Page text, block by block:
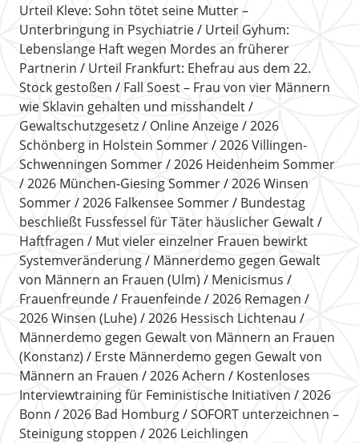
Urteil Kleve: Sohn tötet seine Mutter –
Unterbringung in Psychiatrie
Urteil Gyhum:
Lebenslange Haft wegen Mordes an früherer
Partnerin
Urteil Frankfurt: Ehefrau aus dem 22.
Stock gestoßen
Fall Soest – Frau von vier Männern
wie Sklavin gehalten und misshandelt
Gewaltschutzgesetz
Online Anzeige
2026
Schönberg in Holstein Sommer
2026 Villingen-
Schwenningen Sommer
2026 Heidenheim Sommer
2026 München-Giesing Sommer
2026 Winsen
Sommer
2026 Falkensee Sommer
Bundestag
beschließt Fussfessel für Täter häuslicher Gewalt
Haftfragen
Mut vieler einzelner Frauen bewirkt
Systemveränderung
Männerdemo gegen Gewalt
von Männern an Frauen (Ulm)
Menicismus
Frauenfreunde
Frauenfeinde
2026 Remagen
2026 Winsen (Luhe)
2026 Hessisch Lichtenau
Männerdemo gegen Gewalt von Männern an Frauen
(Konstanz)
Erste Männerdemo gegen Gewalt von
Männern an Frauen
2026 Achern
Kostenloses
Interviewtraining für Feministische Initiativen
2026
Bonn
2026 Bad Homburg
SOFORT unterzeichnen –
Steinigung stoppen
2026 Leichlingen